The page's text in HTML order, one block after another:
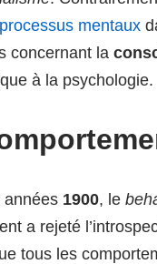
mentaux
concernant la
à la psychologie.
années 1900, le
a rejeté
tous les